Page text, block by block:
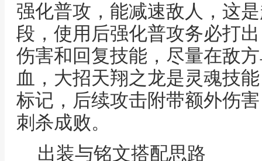
强化普攻，能减速敌人，这
段，使用后强化普攻务必打
伤害和回复技能，尽量在敌
血，大招天翔之龙是灵魂技
标记，后续攻击附带额外伤
刺杀成败。
出装与铭文搭配思路